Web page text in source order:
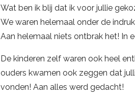
Wat ben ik blij dat ik voor jullie
We waren helemaal onder de
Aan helemaal niets ontbrak het! In
De kinderen zelf waren ook heel
ouders kwamen ook zeggen dat
vonden! Aan alles werd gedacht!